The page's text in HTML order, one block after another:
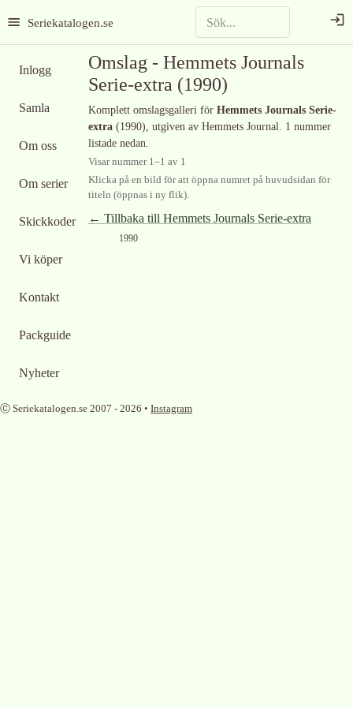
Seriekatalogen.se
Inlogg
Samla
Om oss
Om serier
Skickkoder
Vi köper
Kontakt
Packguide
Nyheter
Omslag - Hemmets Journals
Serie-extra (1990)
Komplett omslagsgalleri för Hemmets Journals Serie-
extra (1990), utgiven av Hemmets Journal. 1 nummer
listade nedan.
Visar nummer 1–1 av 1
Klicka på en bild för att öppna numret på huvudsidan för
titeln (öppnas i ny flik).
← Tillbaka till Hemmets Journals Serie-extra
1990
Ⓒ Seriekatalogen.se 2007 - 2026 • Instagram